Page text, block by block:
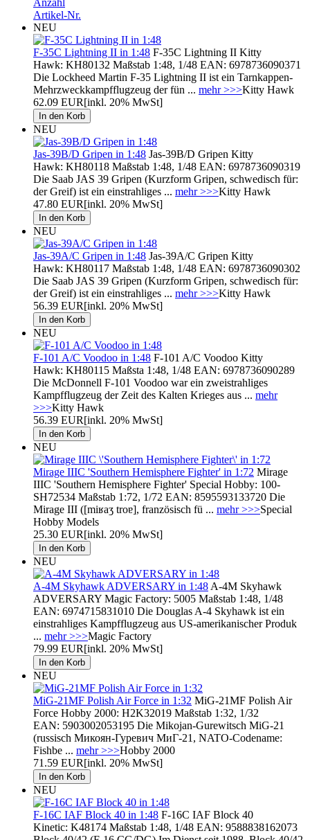
Artikel-Nr.
NEU
F-35C Lightning II in 1:48 F-35C Lightning II Kitty
Hawk: KH80132 Maßstab 1:48, 1/48 EAN: 6978736090371
Die Lockheed Martin F-35 Lightning II ist ein Tarnkappen-
Mehrzweckkampfflugzeug der fün ... mehr >>>Kitty Hawk
62.09 EUR[inkl. 20% MwSt]
NEU
Jas-39B/D Gripen in 1:48 Jas-39B/D Gripen Kitty
Hawk: KH80118 Maßstab 1:48, 1/48 EAN: 6978736090319
Die Saab JAS 39 Gripen (Kurzform Gripen, schwedisch für:
der Greif) ist ein einstrahliges ... mehr >>>Kitty Hawk
47.80 EUR[inkl. 20% MwSt]
NEU
Jas-39A/C Gripen in 1:48 Jas-39A/C Gripen Kitty
Hawk: KH80117 Maßstab 1:48, 1/48 EAN: 6978736090302
Die Saab JAS 39 Gripen (Kurzform Gripen, schwedisch für:
der Greif) ist ein einstrahliges ... mehr >>>Kitty Hawk
56.39 EUR[inkl. 20% MwSt]
NEU
F-101 A/C Voodoo in 1:48 F-101 A/C Voodoo Kitty
Hawk: KH80115 Maßsta 1:48, 1/48 EAN: 6978736090289
Die McDonnell F-101 Voodoo war ein zweistrahliges
Kampfflugzeug der Zeit des Kalten Krieges aus ... mehr
>>>Kitty Hawk
56.39 EUR[inkl. 20% MwSt]
NEU
Mirage IIIC 'Southern Hemisphere Fighter' in 1:72 Mirage
IIIC 'Southern Hemisphere Fighter' Special Hobby: 100-
SH72534 Maßstab 1:72, 1/72 EAN: 8595593133720 Die
Mirage III ([miʁaʒ troɐ], französisch fü ... mehr >>>Special
Hobby Models
25.30 EUR[inkl. 20% MwSt]
NEU
A-4M Skyhawk ADVERSARY in 1:48 A-4M Skyhawk
ADVERSARY Magic Factory: 5005 Maßstab 1:48, 1/48
EAN: 6974715831010 Die Douglas A-4 Skyhawk ist ein
einstrahliges Kampfflugzeug aus US-amerikanischer Produk
... mehr >>>Magic Factory
79.99 EUR[inkl. 20% MwSt]
NEU
MiG-21MF Polish Air Force in 1:32 MiG-21MF Polish Air
Force Hobby 2000: H2K32019 Maßstab 1:32, 1/32
EAN: 5903002053195 Die Mikojan-Gurewitsch MiG-21
(russisch Микоян-Гуревич МиГ-21, NATO-Codename:
Fishbe ... mehr >>>Hobby 2000
71.59 EUR[inkl. 20% MwSt]
NEU
F-16C IAF Block 40 in 1:48 F-16C IAF Block 40
Kinetic: K48174 Maßstab 1:48, 1/48 EAN: 9588838162073